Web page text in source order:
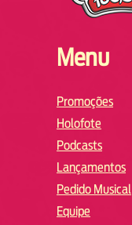
Menu
Promoções
Holofote
Podcasts
Lançamentos
Pedido Musical
Equipe